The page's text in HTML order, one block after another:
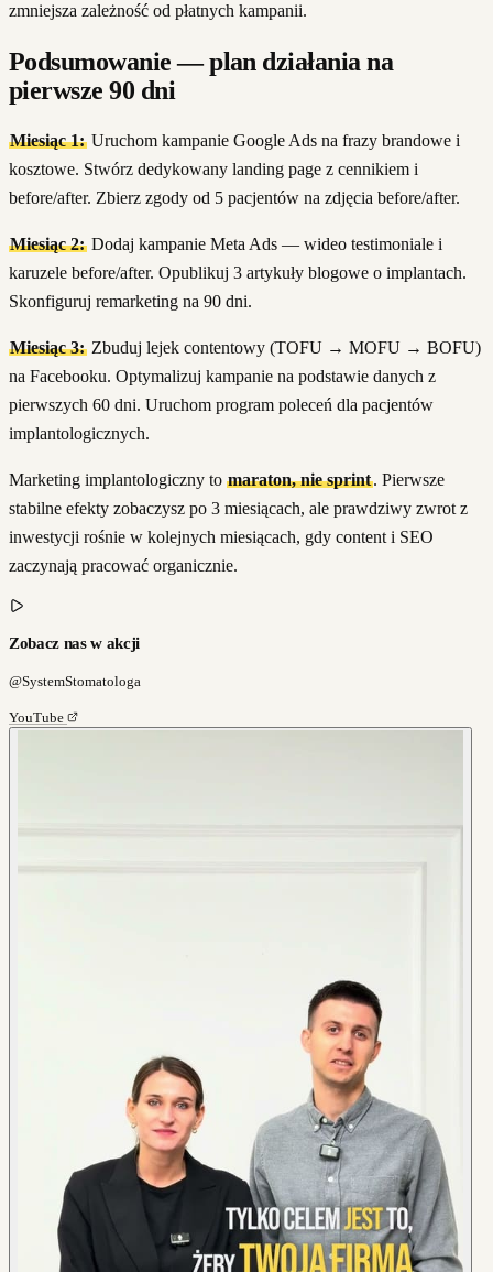
zmniejsza zależność od płatnych kampanii.
Podsumowanie — plan działania na
pierwsze 90 dni
Miesiąc 1:Uruchom kampanie Google Ads na frazy brandowe i
kosztowe. Stwórz dedykowany landing page z cennikiem i
before/after. Zbierz zgody od 5 pacjentów na zdjęcia before/after.
Miesiąc 2:Dodaj kampanie Meta Ads — wideo testimoniale i
karuzele before/after. Opublikuj 3 artykuły blogowe o implantach.
Skonfiguruj remarketing na 90 dni.
Miesiąc 3:Zbuduj lejek contentowy (TOFU → MOFU → BOFU)
na Facebooku. Optymalizuj kampanie na podstawie danych z
pierwszych 60 dni. Uruchom program poleceń dla pacjentów
implantologicznych.
Marketing implantologiczny to maraton, nie sprint. Pierwsze
stabilne efekty zobaczysz po 3 miesiącach, ale prawdziwy zwrot z
inwestycji rośnie w kolejnych miesiącach, gdy content i SEO
zaczynają pracować organicznie.
Zobacz nas w akcji
@SystemStomatologa
YouTube